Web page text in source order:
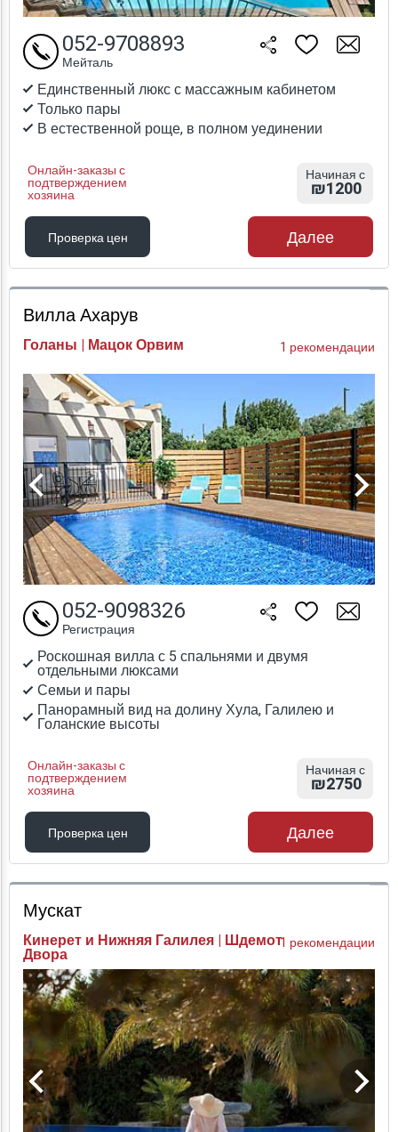
Единственный люкс с массажным кабинетом
Только пары
В естественной роще, в полном уединении
Онлайн-заказы с
подтверждением
хозяина
052-9708893
Мейталь
Начиная с
₪1200
Проверка цен
Проверка цен
Далее
Вилла Ахарув
Голаны | Мацок Орвим 1 рекомендации
Роскошная вилла с 5 спальнями и двумя
отдельными люксами
Семьи и пары
Панорамный вид на долину Хула, Галилею и
Голанские высоты
Онлайн-заказы с
подтверждением
хозяина
052-9098326
Регистрация
Начиная с
₪2750
Проверка цен
Проверка цен
Далее
Мускат
Кинерет и Нижняя Галилея | Шдемот
Двора
1 рекомендации